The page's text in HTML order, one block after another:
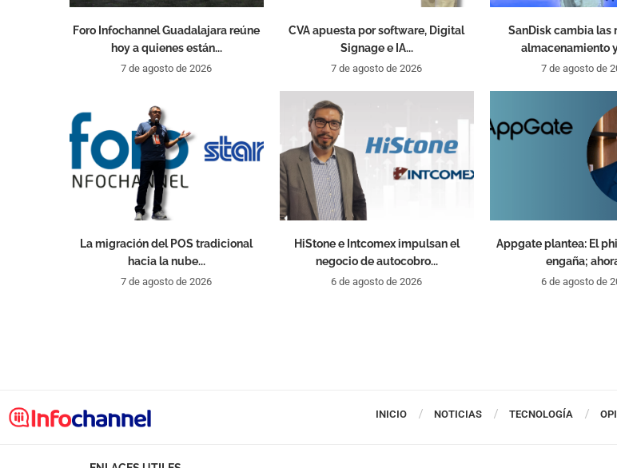
Foro Infochannel Guadalajara reúne
hoy a quienes están...
7 de agosto de 2026
CVA apuesta por software, Digital
Signage e IA...
7 de agosto de 2026
SanDisk cambia las
almacenamiento
7 de agosto de
La migración del POS tradicional
hacia la nube...
7 de agosto de 2026
HiStone e Intcomex impulsan el
negocio de autocobro...
6 de agosto de 2026
Appgate plantea: El
engaña;
6 de agosto de
INICIO NOTICIAS TECNOLOGÍA